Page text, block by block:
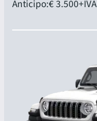
Anticipo:€ 3.500+IVA